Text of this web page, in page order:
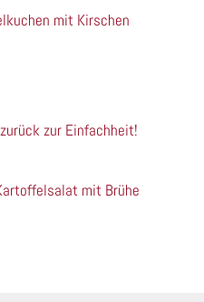
mit Kirschen
zur Einfachheit!
mit Brühe